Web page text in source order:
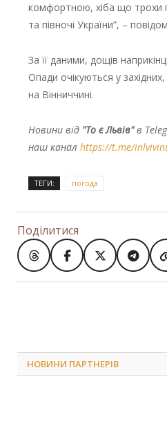
комфортною, хіба що трохи
та півночі України”, –
За її даними, дощів
Опади очікуються у
на Вінниччині.
Новини від "То є Львів"в
наш канал https://t.me/
ТЕГИ: погода
Поділитися
НОВИНИ ПАРТНЕРІВ